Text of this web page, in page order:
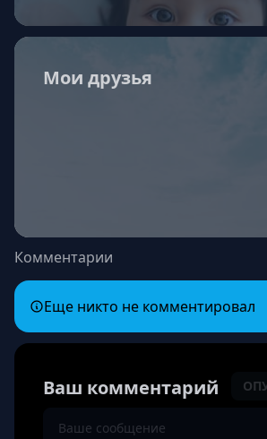
Мои друзья
Комментарии
Еще никто не комментировал
Ваш комментарий